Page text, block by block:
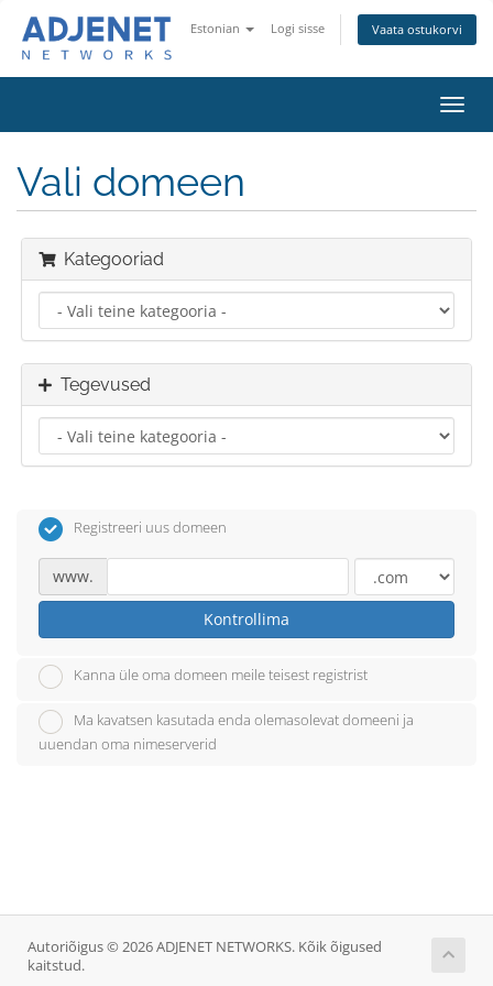
Estonian Logi sisse Vaata ostukorvi
Vali domeen
Kategooriad
Tegevused
Registreeri uus domeen
www.
Kontrollima
Kanna üle oma domeen meile teisest registrist
Ma kavatsen kasutada enda olemasolevat domeeni ja
uuendan oma nimeserverid
Autoriõigus © 2026 ADJENET NETWORKS. Kõik õigused
kaitstud.